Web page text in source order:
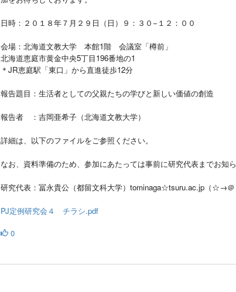
日時：２０１８年７月２９日（日）９：３０−１２：００
会場：北海道文教大学 本館1階 会議室「樽前」
北海道恵庭市黄金中央5丁目196番地の1
＊JR恵庭駅「東口」から直進徒歩12分
報告題目：生活者としての父親たちの学びと新しい価値の創造
報告者 ：吉岡亜希子（北海道文教大学）
詳細は、以下のファイルをご参照ください。
なお、資料準備のため、参加にあたっては事前に研究代表までお知
研究代表：冨永貴公（都留文科大学）tominaga☆tsuru.ac.jp（☆→＠
PJ定例研究会４ チラシ.pdf
0